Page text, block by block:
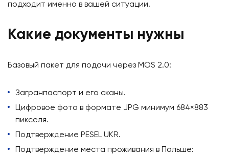
подходит именно в вашей ситуации.
Какие документы нужны
Базовый пакет для подачи через MOS 2.0:
Загранпаспорт и его сканы.
Цифровое фото в формате JPG минимум 684×883
пикселя.
Подтверждение PESEL UKR.
Подтверждение места проживания в Польше: